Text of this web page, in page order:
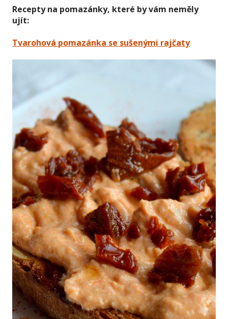
Recepty na pomazánky, které by vám neměly
ujít:
Tvarohová pomazánka se sušenými rajčaty